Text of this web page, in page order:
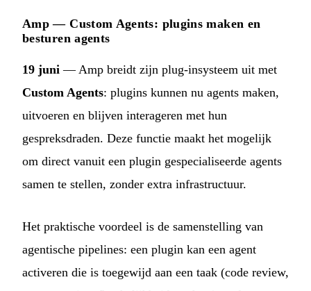
Amp — Custom Agents: plugins maken en
besturen agents
19 juni — Amp breidt zijn plug-insysteem uit met
Custom Agents: plugins kunnen nu agents maken,
uitvoeren en blijven interageren met hun
gespreksdraden. Deze functie maakt het mogelijk
om direct vanuit een plugin gespecialiseerde agents
samen te stellen, zonder extra infrastructuur.
Het praktische voordeel is de samenstelling van
agentische pipelines: een plugin kan een agent
activeren die is toegewijd aan een taak (code review,